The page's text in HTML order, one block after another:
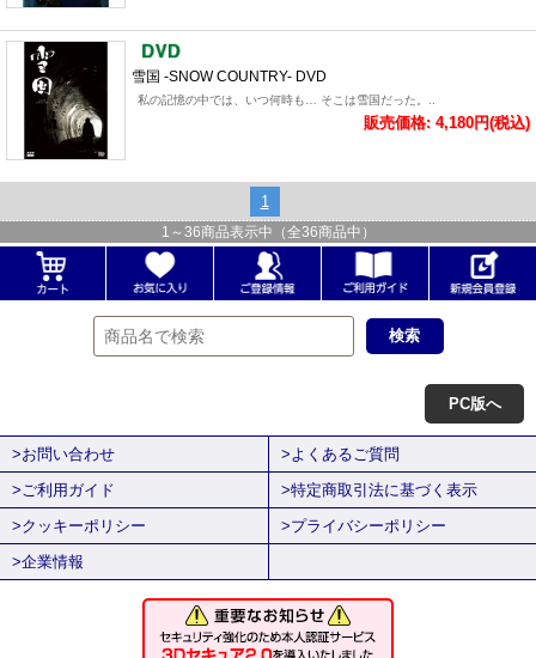
雪国 -SNOW COUNTRY- DVD
私の記憶の中では、いつ何時も… そこは雪国だった。..
販売価格: 4,180円(税込)
1
1 ～ 36商品表示中（全36商品中）
PC版へ
>お問い合わせ
>よくあるご質問
>ご利用ガイド
>特定商取引法に基づく表示
>クッキーポリシー
>プライバシーポリシー
>企業情報